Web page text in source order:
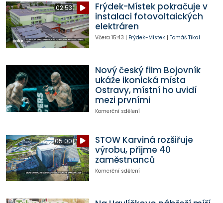
02:53
Frýdek-Místek pokračuje v
instalaci fotovoltaických
elektráren
Včera 15:43 | Frýdek-Místek| Tomáš Tikal
Nový český film Bojovník
ukáže ikonická místa
Ostravy, místní ho uvidí
mezi prvními
Komerční sdělení
05:00
STOW Karviná rozšiřuje
výrobu, přijme 40
zaměstnanců
Komerční sdělení